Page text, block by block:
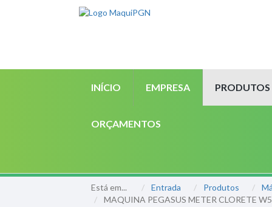
INÍCIO EMPRESA PRODUTOS
ORÇAMENTOS
Está em... Entrada Produtos
MAQUINA PEGASUS METER CLORETE